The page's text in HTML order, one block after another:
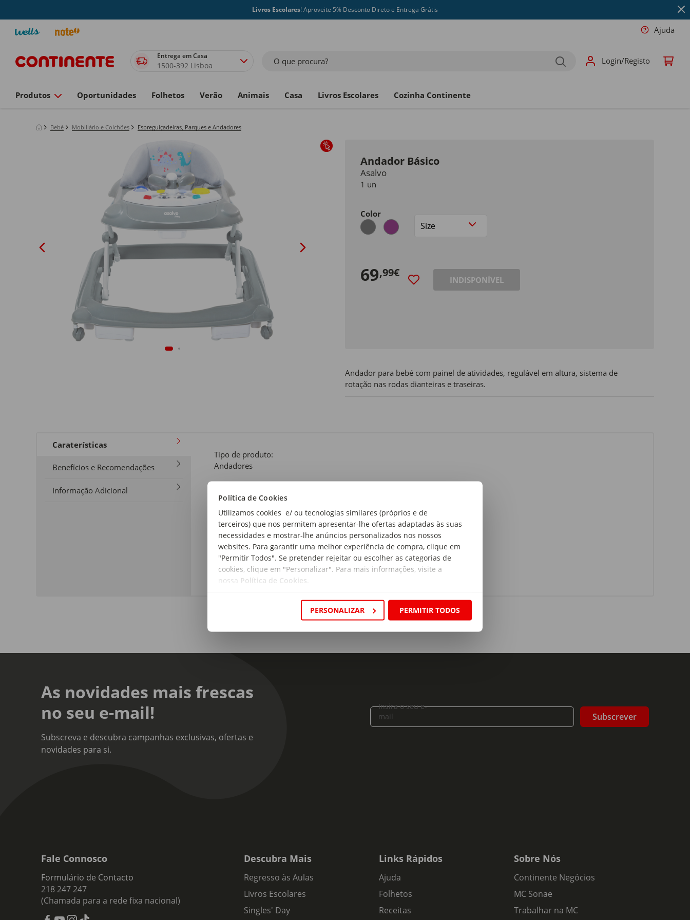
Política de Cookies
Utilizamos cookies e/ ou tecnologias similares (próprios e de
terceiros) que nos permitem apresentar-lhe ofertas adaptadas às suas
necessidades e mostrar-lhe anúncios personalizados nos nossos
websites. Para garantir uma melhor experiência de compra, clique em
"Permitir Todos". Se pretender rejeitar ou escolher as categorias de
cookies, clique em "Personalizar". Para mais informações, visite a
nossa Política de Cookies
PERSONALIZAR PERMITIR TODOS
Livros Escolares! Aproveite 5% Desconto Direto e Entrega Grátis
Ajuda
Entrega em Casa
1500-392 Lisboa O que procura? Login/Registo
Produtos Oportunidades Folhetos Verão Animais Casa Livros Escolares Cozinha Continente
Bebé Mobiliário e Colchões Espreguiçadeiras, Parques e Andadores
Andador Básico
Asalvo
1 un
Color
Size
69,99€
INDISPONÍVEL
Andador para bebé com painel de atividades, regulável em altura, sistema de
rotação nas rodas dianteiras e traseiras.
Caraterísticas
Benefícios e Recomendações
Informação Adicional
Tipo de produto:
Andadores
+6 Meses
Material:
Estrutura: Aço; Tecido: Poliéster; Enchimento: Algodão
Dimensões:
64 x 60 x 48cm
As novidades mais frescas
no seu e-mail!
Subscreva e descubra campanhas exclusivas, ofertas e
novidades para si.
Insira o seu e-
mail
Subscrever
Fale Connosco
Formulário de Contacto
218 247 247
(Chamada para a rede fixa nacional)
Descubra Mais
Regresso às Aulas
Livros Escolares
Singles' Day
Links Rápidos
Ajuda
Folhetos
Receitas
Sobre Nós
Continente Negócios
MC Sonae
Trabalhar na MC